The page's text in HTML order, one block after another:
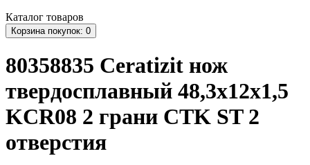
Каталог товаров
Корзинапокупок: 0
80358835 Ceratizit нож
твердосплавный 48,3x12x1,5
KCR08 2 грани CTK ST 2
отверстия